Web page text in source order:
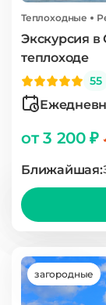
Теплоходные
Экскурсия
теплоходе
55
от 3 200 ₽
Ближайшая:
загородные